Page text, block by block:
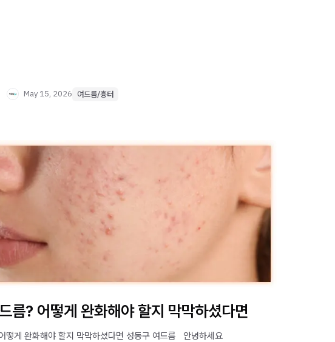
May 15, 2026 여드름/흉터
름? 어떻게 완화해야 할지 막막하셨다면
떻게 완화해야 할지 막막하셨다면 성동구 여드름 ​ ​ 안녕하세요